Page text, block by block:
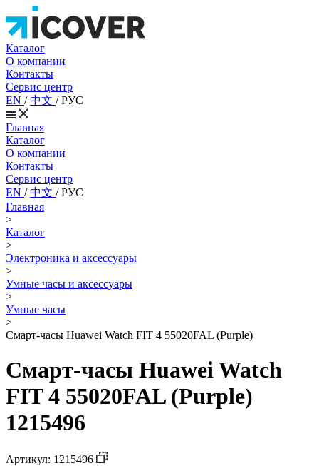
Каталог
О компании
Контакты
Сервис центр
EN /中文 /РУС
Главная
Каталог
О компании
Контакты
Сервис центр
EN /中文 /РУС
Главная
>
Каталог
>
Электроника и аксессуары
>
Умные часы и аксессуары
>
Умные часы
>
Смарт-часы Huawei Watch FIT 4 55020FAL (Purple)
Смарт-часы Huawei Watch
FIT 4 55020FAL (Purple)
1215496
Артикул: 1215496